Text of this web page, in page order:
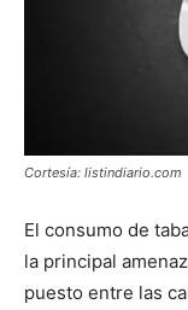
Cortesía: listindiario.com
El consumo de
la principal
puesto entre las